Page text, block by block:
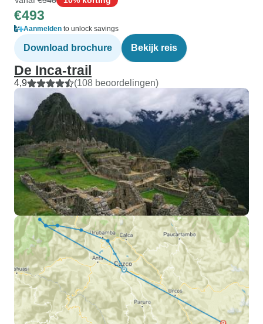
€493
Aanmelden to unlock savings
Download brochure Bekijk reis
De Inca-trail
4,9 (108 beoordelingen)